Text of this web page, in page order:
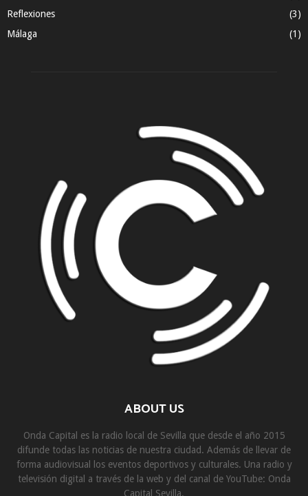
Reflexiones
(3)
Málaga
(1)
ABOUT US
Onda Capital es la radio local de Sevilla que desde el año 2015
difunde todas las noticias de nuestra ciudad. Además de llevar de
forma audiovisual los eventos deportivos y culturales. Una radio y
televisión digital a través de la web y del canal de YouTube: Onda
Capital Sevilla.